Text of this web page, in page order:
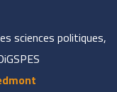
sciences politiques,